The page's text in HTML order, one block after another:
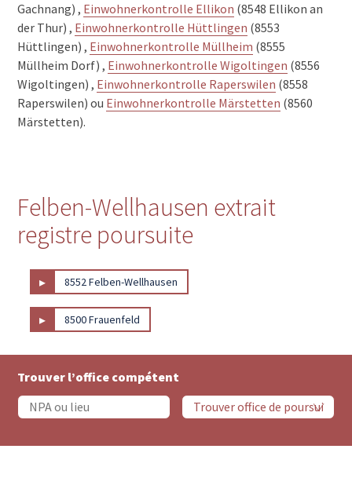
Gachnang) , Einwohnerkontrolle Ellikon (8548 Ellikon an
der Thur) , Einwohnerkontrolle Hüttlingen (8553
Hüttlingen) , Einwohnerkontrolle Müllheim (8555
Müllheim Dorf) , Einwohnerkontrolle Wigoltingen (8556
Wigoltingen) , Einwohnerkontrolle Raperswilen (8558
Raperswilen) ou Einwohnerkontrolle Märstetten (8560
Märstetten).
Felben-Wellhausen extrait
registre poursuite
▸ 8552 Felben-Wellhausen
▸ 8500 Frauenfeld
Trouver l’office compétent